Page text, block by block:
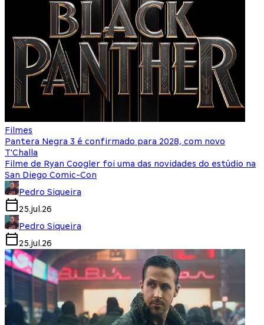
Filmes
Pantera Negra 3 é confirmado para 2028, com novo
T'Challa
Filme de Ryan Coogler foi uma das novidades do estúdio na
San Diego Comic-Con
Pedro Siqueira
25.jul.26
Pedro Siqueira
25.jul.26